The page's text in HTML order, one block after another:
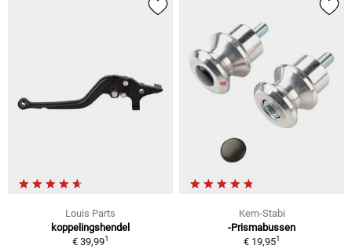
Louis Parts
koppelingshendel
€ 39,991
Kern-Stabi
-Prismabussen
€ 19,951